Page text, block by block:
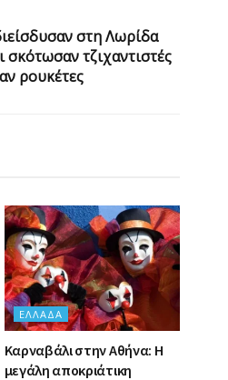
στη Λωρίδα
σκότωσαν τζιχαντιστές
ρουκέτες
ΕΛΛΆΔΑ
Καρναβάλι στην Αθήνα: Η
μεγάλη αποκριάτικη